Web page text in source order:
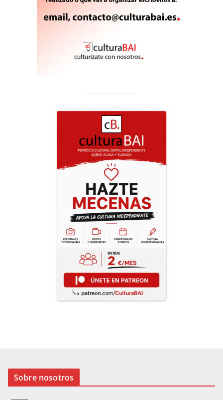
Sobre nosotros